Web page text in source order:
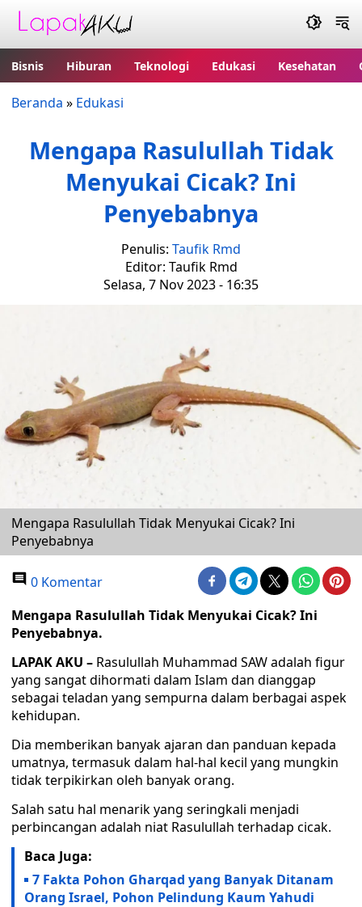
Bisnis Hiburan Teknologi Edukasi Kesehatan
Beranda » Edukasi
Mengapa Rasulullah Tidak
Menyukai Cicak? Ini
Penyebabnya
Penulis: Taufik Rmd
Editor: Taufik Rmd
Selasa, 7 Nov 2023 - 16:35
Mengapa Rasulullah Tidak Menyukai Cicak? Ini
Penyebabnya
0 Komentar
Mengapa Rasulullah Tidak Menyukai Cicak? Ini
Penyebabnya.
LAPAK AKU – Rasulullah Muhammad SAW adalah figur
yang sangat dihormati dalam Islam dan dianggap
sebagai teladan yang sempurna dalam berbagai aspek
kehidupan.
Dia memberikan banyak ajaran dan panduan kepada
umatnya, termasuk dalam hal-hal kecil yang mungkin
tidak terpikirkan oleh banyak orang.
Salah satu hal menarik yang seringkali menjadi
perbincangan adalah niat Rasulullah terhadap cicak.
Baca Juga:
7 Fakta Pohon Gharqad yang Banyak Ditanam
Orang Israel, Pohon Pelindung Kaum Yahudi